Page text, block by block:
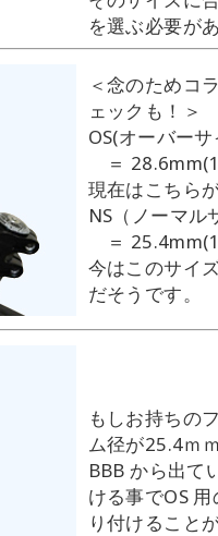
を選ぶ必要が
＜念のためコ
ェックも！＞
OS(オーバー
＝
現在はこちら
NS（ノーマル
＝
今はこのサイ
だそうです。
もしお持ちの
ム径が25.4ｍ
BBB から出て
ける事でOS
り付けること